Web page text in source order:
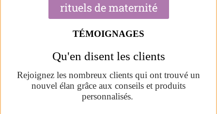
rituels de maternité
TÉMOIGNAGES
Qu'en disent les clients
Rejoignez les nombreux clients qui ont trouvé un
nouvel élan grâce aux conseils et produits
personnalisés.